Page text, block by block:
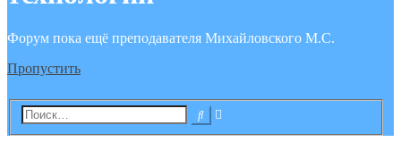
Форум пока ещё преподавателя Михайловского М.С.
Пропустить
Поиск